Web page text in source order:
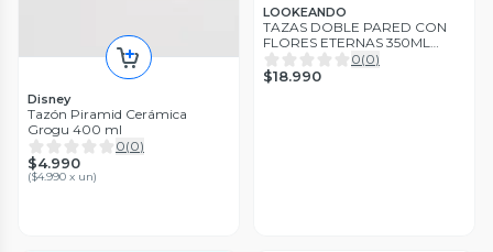
Disney
Tazón Piramid Cerámica
Grogu 400 ml
0(0)
$4.990
($4.990 x un)
LOOKEANDO
TAZAS DOBLE PARED CON
FLORES ETERNAS 350ML
12cm * 8 cm
0(0)
$18.990